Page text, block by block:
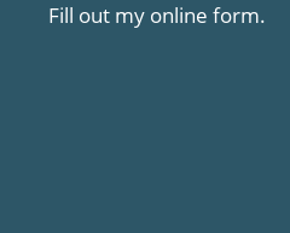
Fill out my online form.